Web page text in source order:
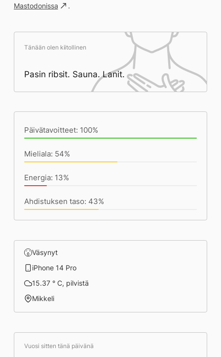
Mastodonissa
.
Tänään olen kiitollinen
Pasin ribsit. Sauna. Lanit.
Päivätavoitteet: 100%
Mieliala: 54%
Energia: 13%
Ahdistuksen taso: 43%
Väsynyt
iPhone 14 Pro
15.37 ° C, pilvistä
Mikkeli
Vuosi sitten tänä päivänä